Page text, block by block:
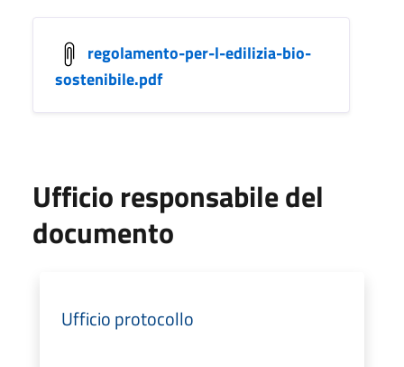
regolamento-per-l-edilizia-bio-
sostenibile.pdf
Ufficio responsabile del
documento
Ufficio protocollo